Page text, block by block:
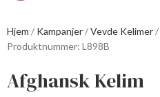
Hjem Kampanjer Vevde Kelimer
Produktnummer: L898B
Afghansk Kelim